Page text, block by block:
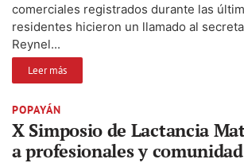
comerciales registrados durante las
residentes hicieron un llamado al
Reynel...
Leer más
POPAYÁN
X Simposio de Lactancia
a profesionales y